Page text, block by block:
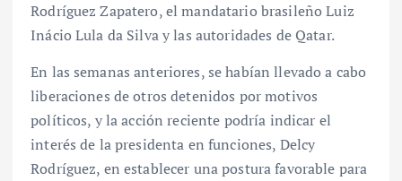
Rodríguez Zapatero, el mandatario brasileño Luiz
Inácio Lula da Silva y las autoridades de Qatar.
En las semanas anteriores, se habían llevado a cabo
liberaciones de otros detenidos por motivos
políticos, y la acción reciente podría indicar el
interés de la presidenta en funciones, Delcy
Rodríguez, en establecer una postura favorable para